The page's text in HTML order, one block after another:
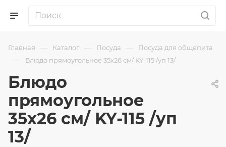
Главная — Каталог — Посуда — Посуда для общепита
— Блюдо прямоугольное 35х26 см/ KY-115 /уп 13/
Блюдо
прямоугольное
35х26 см/ KY-115 /уп
13/